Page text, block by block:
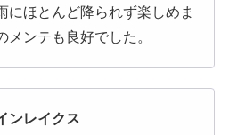
にほとんど降られず楽しめま
メンテも良好でした。
ンレイクス